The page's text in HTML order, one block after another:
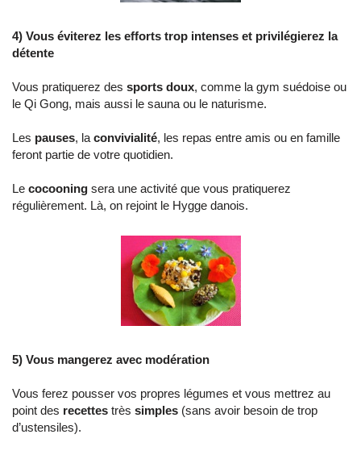
4) Vous éviterez les efforts trop intenses et privilégierez la
détente
Vous pratiquerez des sports doux, comme la gym suédoise ou
le Qi Gong, mais aussi le sauna ou le naturisme.
Les pauses, la convivialité, les repas entre amis ou en famille
feront partie de votre quotidien.
Le cocooning sera une activité que vous pratiquerez
régulièrement. Là, on rejoint le Hygge danois.
5) Vous mangerez avec modération
Vous ferez pousser vos propres légumes et vous mettrez au
point des recettes très simples (sans avoir besoin de trop
d’ustensiles).